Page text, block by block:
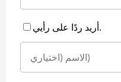
أريد ردًا على رأيي.